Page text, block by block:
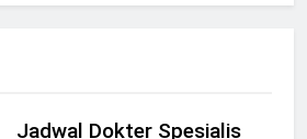
Pendaftaran Pasien BPJS
15/07/2025
Jadwal Dokter Spesialis